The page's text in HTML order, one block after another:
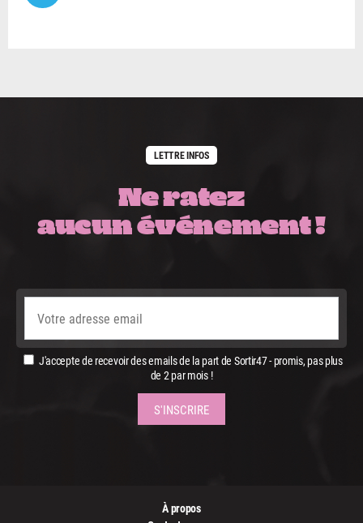
LETTRE INFOS
Ne ratez
aucun événement !
J'accepte de recevoir des emails de la part de Sortir47 - promis, pas plus
de 2 par mois !
À propos